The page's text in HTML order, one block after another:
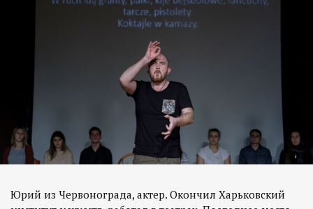
Юрий из Червонограда, актер. Окончил Харьковский